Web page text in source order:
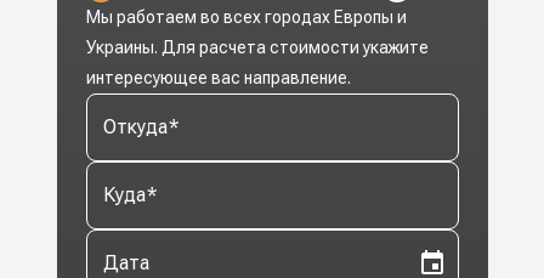
Мы работаем во всех городах Европы и
Украины. Для расчета стоимости укажите
интересующее вас направление.
Откуда*
Куда*
Дата